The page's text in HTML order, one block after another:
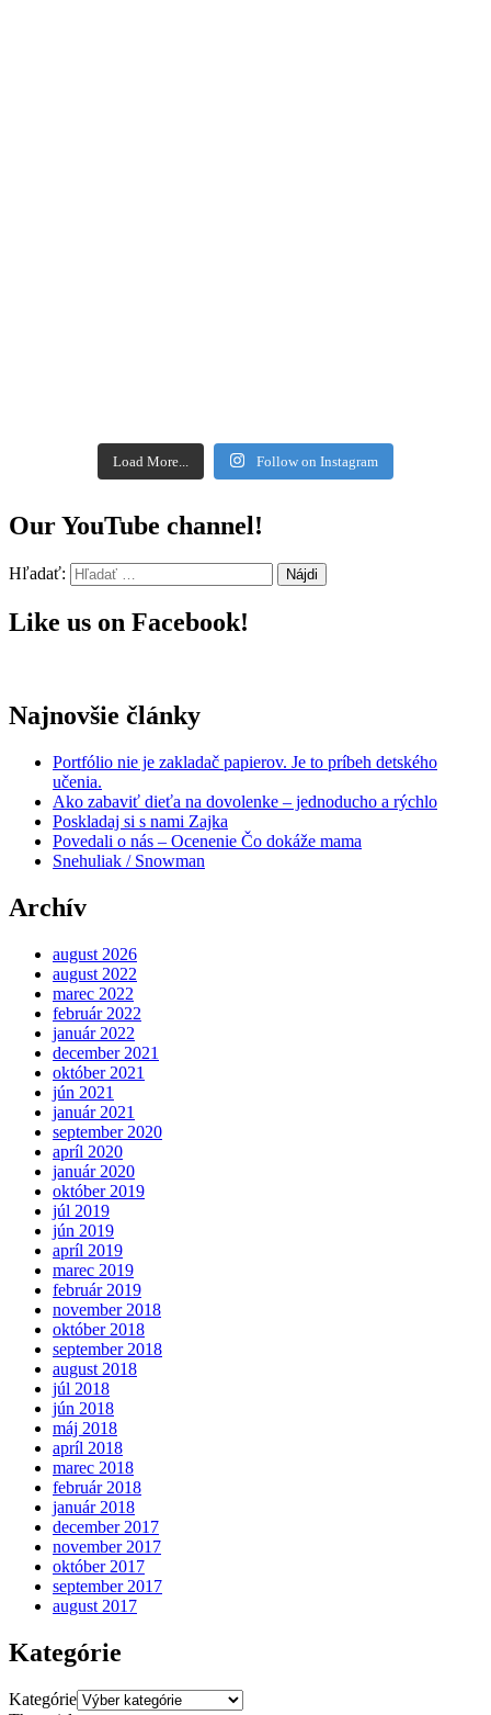
Load More... Follow on Instagram
Our YouTube channel!
Hľadať:
Like us on Facebook!
Najnovšie články
Portfólio nie je zakladač papierov. Je to príbeh detského
učenia.
Ako zabaviť dieťa na dovolenke – jednoducho a rýchlo
Poskladaj si s nami Zajka
Povedali o nás – Ocenenie Čo dokáže mama
Snehuliak / Snowman
Archív
august 2026
august 2022
marec 2022
február 2022
január 2022
december 2021
október 2021
jún 2021
január 2021
september 2020
apríl 2020
január 2020
október 2019
júl 2019
jún 2019
apríl 2019
marec 2019
február 2019
november 2018
október 2018
september 2018
august 2018
júl 2018
jún 2018
máj 2018
apríl 2018
marec 2018
február 2018
január 2018
december 2017
november 2017
október 2017
september 2017
august 2017
Kategórie
Kategórie